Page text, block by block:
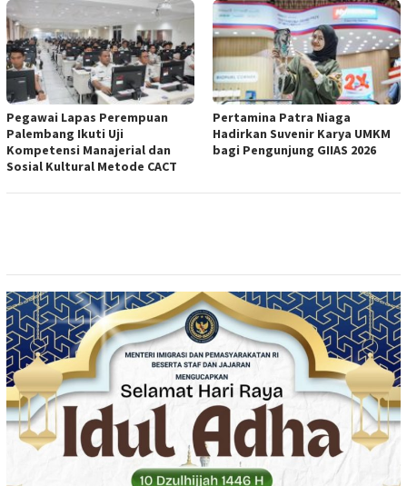
Pegawai Lapas Perempuan
Palembang Ikuti Uji
Kompetensi Manajerial dan
Sosial Kultural Metode CACT
Pertamina Patra Niaga
Hadirkan Suvenir Karya UMKM
bagi Pengunjung GIIAS 2026